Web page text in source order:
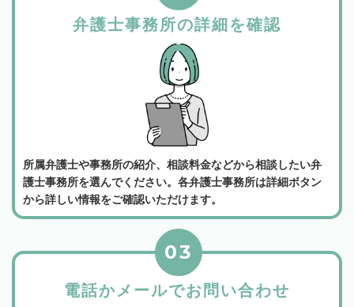
弁護士事務所の詳細を確認
所属弁護士や事務所の紹介、相談料金などから相談したい弁
護士事務所を選んでください。各弁護士事務所は詳細ボタン
から詳しい情報をご確認いただけます。
電話かメールでお問い合わせ
03